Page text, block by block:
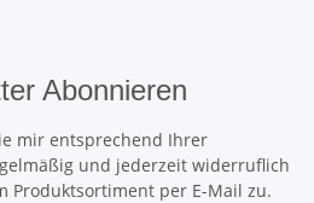
Abonnieren
mir entsprechend Ihrer
und jederzeit widerruflich
Produktsortiment per E-Mail zu.